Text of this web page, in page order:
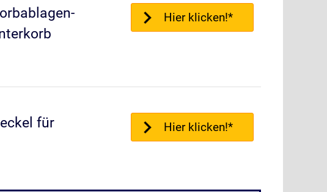
Hier klicken!*
für
Hier klicken!*